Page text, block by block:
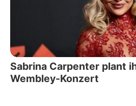
Sabrina Carpenter plant
Wembley-Konzert